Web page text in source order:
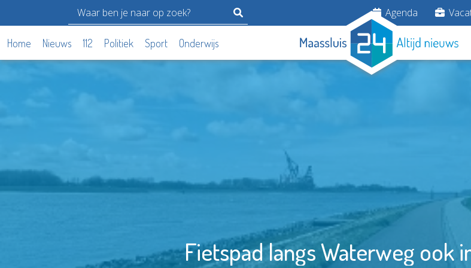
Agenda
Home Nieuws 112 Politiek Sport Onderwijs
Fietspad langs Waterweg ook